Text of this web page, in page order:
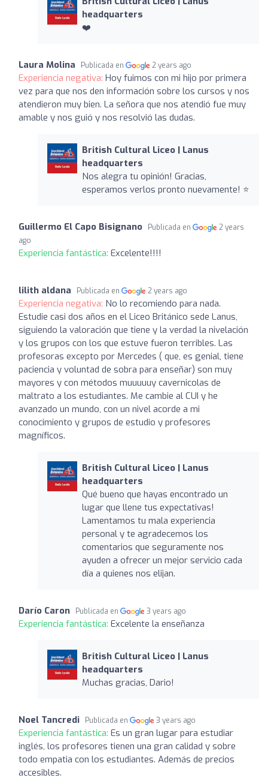
headquarters
❤️
Laura Molina Publicada en 2 years ago
Experiencia negativa: Hoy fuimos con mi hijo por primera
vez para que nos den información sobre los cursos y nos
atendieron muy bien. La señora que nos atendió fue muy
amable y nos guió y nos resolvió las dudas.
British Cultural Liceo | Lanus
headquarters
Nos alegra tu opinión! Gracias,
esperamos verlos pronto nuevamente! ⭐️
Guillermo El Capo Bisignano Publicada en
2 years
ago
Experiencia fantástica: Excelente!!!!
lilith aldana Publicada en 2 years ago
Experiencia negativa: No lo recomiendo para nada.
Estudie casi dos años en el Liceo Británico sede Lanus,
siguiendo la valoración que tiene y la verdad la nivelación
y los grupos con los que estuve fueron terribles. Las
profesoras excepto por Mercedes ( que, es genial, tiene
paciencia y voluntad de sobra para enseñar) son muy
mayores y con métodos muuuuuy cavernicolas de
maltrato a los estudiantes. Me cambie al CUI y he
avanzado un mundo, con un nivel acorde a mi
conocimiento y grupos de estudio y profesores
magníficos.
British Cultural Liceo | Lanus
headquarters
Qué bueno que hayas encontrado un
lugar que llene tus expectativas!
Lamentamos tu mala experiencia
personal y te agradecemos los
comentarios que seguramente nos
ayuden a ofrecer un mejor servicio cada
día a quienes nos elijan.
Darío Caron Publicada en 3 years ago
Experiencia fantástica: Excelente la enseñanza
British Cultural Liceo | Lanus
headquarters
Muchas gracias, Dario!
Noel Tancredi Publicada en 3 years ago
Experiencia fantástica: Es un gran lugar para estudiar
inglés, los profesores tienen una gran calidad y sobre
todo empatia con los estudiantes. Además de precios
accesibles.